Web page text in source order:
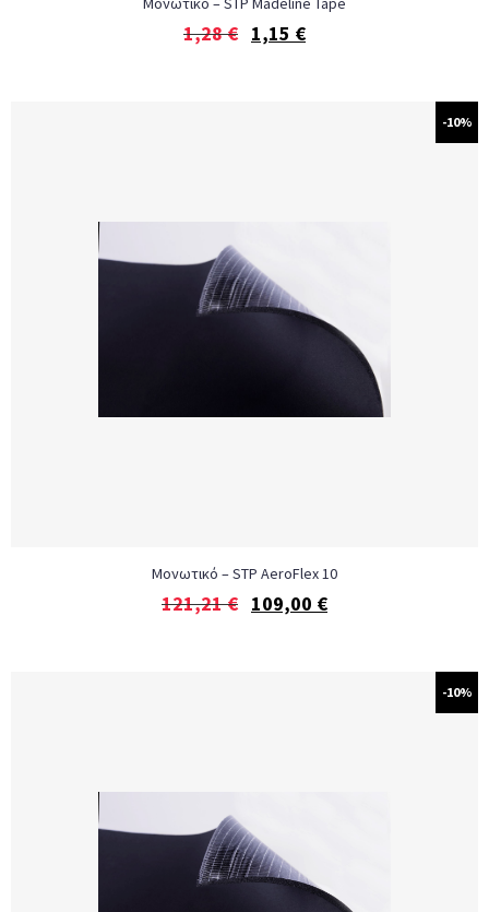
1,28€ 1,15 €
-10%
Μονωτικό – STP AeroFlex 10
121,21€ 109,00 €
-10%